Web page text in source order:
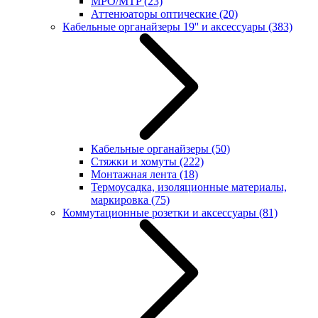
Аттенюаторы оптические (20)
Кабельные органайзеры 19'' и аксессуары (383)
Кабельные органайзеры (50)
Стяжки и хомуты (222)
Монтажная лента (18)
Термоусадка, изоляционные материалы,
маркировка (75)
Коммутационные розетки и аксессуары (81)